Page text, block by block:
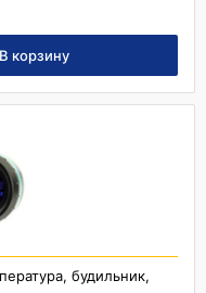
будильник,